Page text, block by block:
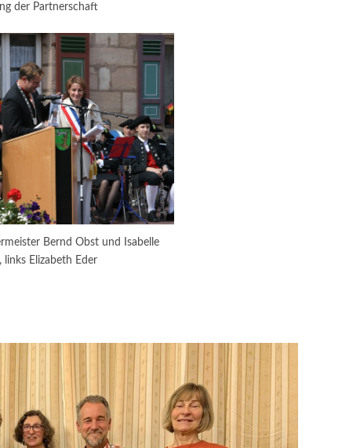
der Partnerschaft
Bernd Obst und Isabelle
links Elizabeth Eder